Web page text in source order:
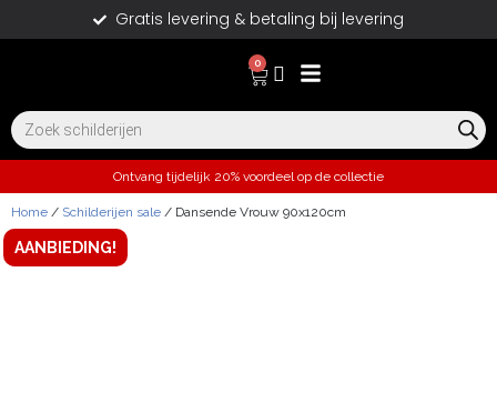
Gratis levering & betaling bij levering
0
Ontvang tijdelijk 20% voordeel op de collectie
Home / Schilderijen sale / Dansende Vrouw 90x120cm
AANBIEDING!